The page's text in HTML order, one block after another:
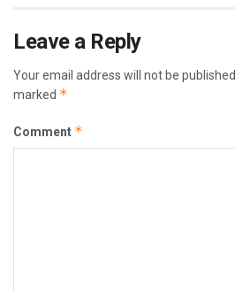
Leave a Reply
Your email address will not be published.
marked *
Comment *